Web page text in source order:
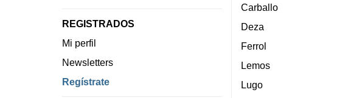
REGISTRADOS
Mi perfil
Newsletters
Regístrate
Carballo
Deza
Ferrol
Lemos
Lugo